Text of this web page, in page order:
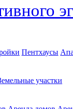
Пентхаусы
участки